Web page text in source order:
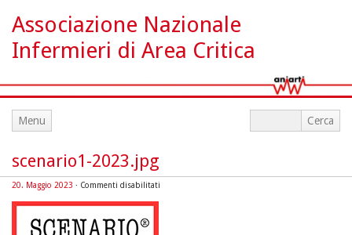
Associazione Nazionale
Infermieri di Area Critica
Menu
scenario1-2023.jpg
20. Maggio 2023 · Commenti disabilitati